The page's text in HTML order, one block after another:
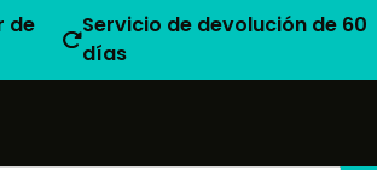
de
Servicio de devolución de 60
días